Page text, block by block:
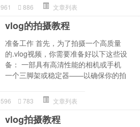
961 886 文章列表
vlog的拍摄教程
准备工作 首先，为了拍摄一个高质量
的.vlog视频，你需要准备好以下这些设
备： 一部具有高清性能的相机或手机
一个三脚架或稳定器——以确保你的拍
596 783 文章列表
vlog拍摄教程